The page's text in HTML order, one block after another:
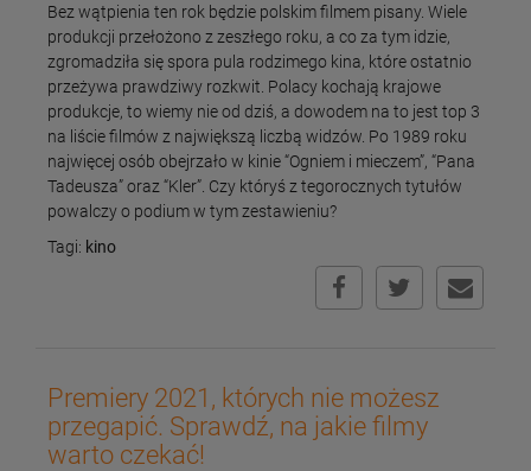
Bez wątpienia ten rok będzie polskim filmem pisany. Wiele
produkcji przełożono z zeszłego roku, a co za tym idzie,
zgromadziła się spora pula rodzimego kina, które ostatnio
przeżywa prawdziwy rozkwit. Polacy kochają krajowe
produkcje, to wiemy nie od dziś, a dowodem na to jest top 3
na liście filmów z największą liczbą widzów. Po 1989 roku
najwięcej osób obejrzało w kinie “Ogniem i mieczem”, “Pana
Tadeusza” oraz “Kler”. Czy któryś z tegorocznych tytułów
powalczy o podium w tym zestawieniu?
Tagi: kino
Premiery 2021, których nie możesz
przegapić. Sprawdź, na jakie filmy
warto czekać!